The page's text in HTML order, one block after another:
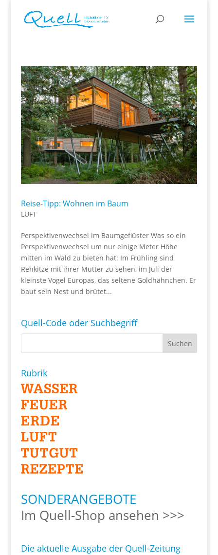
Reise-Tipp: Wohnen im Baum
LUFT
Perspektivenwechsel im Baumgeflüster Was so ein
Perspektivenwechsel um nur einige Meter Höhe
mitten im Wald zu bieten hat: Im Frühling sind
Rehkitze mit ihrer Mutter zu sehen, im Juli der
kleinste Vogel Europas, das seltene Goldhähnchen. Er
baut sein Nest und brütet...
Quell-Code oder Suchbegriff
Rubrik
SONDERANGEBOTE
Im Quell-Shop ansehen >>>
Die aktuelle Ausgabe der Quell-Zeitung